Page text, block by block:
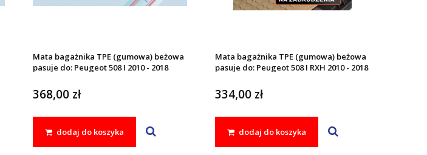
Mata bagażnika TPE (gumowa) beżowa
pasuje do: Peugeot 508 I 2010 - 2018
368,00 zł
dodaj do koszyka
Mata bagażnika TPE (gumowa) beżowa
pasuje do: Peugeot 508 I RXH 2010 - 2018
334,00 zł
dodaj do koszyka